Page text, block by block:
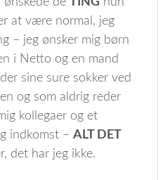
at være normal, jeg
– jeg ønsker mig børn
i Netto og en mand
sine sure sokker ved
og som aldrig reder
kollegaer og et
indkomst –ALT DET
det har jeg ikke.